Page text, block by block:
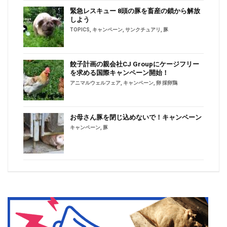
緊急レスキュー 8頭の豚を畜産の鎖から解放
しよう
TOPICS キャンペーン サンクチュアリ 豚
餃子計画の親会社CJ Groupにケージフリー
を求める国際キャンペーン開始！
アニマルウェルフェア キャンペーン 卵 採卵鶏
お母さん豚を閉じ込めないで！キャンペーン
キャンペーン 豚